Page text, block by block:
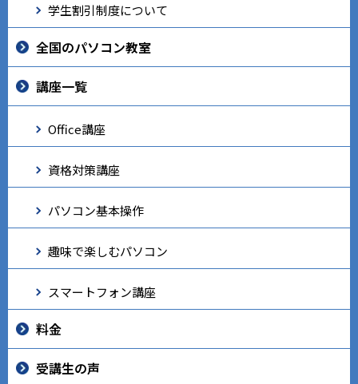
学生割引制度について
全国のパソコン教室
講座一覧
Office講座
資格対策講座
パソコン基本操作
趣味で楽しむパソコン
スマートフォン講座
料金
受講生の声